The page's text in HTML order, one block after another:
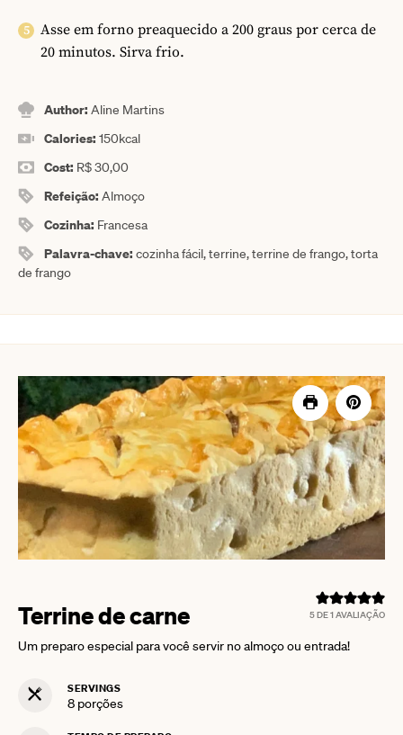
Asse em forno preaquecido a 200 graus por cerca de
20 minutos. Sirva frio.
Author:Aline Martins
Calories:150kcal
Cost: R$ 30,00
Refeição:Almoço
Cozinha: Francesa
Palavra-chave:cozinha fácil, terrine, terrine de frango, torta
de frango
5DE 1 AVALIAÇÃO
Terrine de carne
Um preparo especial para você servir no almoço ou entrada!
SERVINGS
8 porções